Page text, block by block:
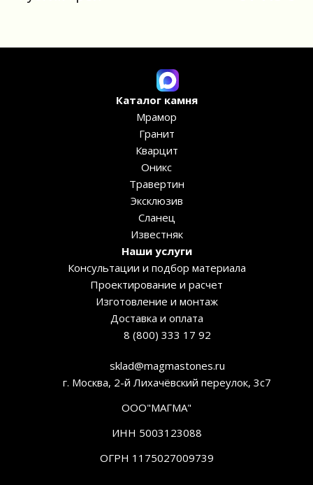
Каталог камня
Мрамор
Гранит
Кварцит
Оникс
Травертин
Эксклюзив
Сланец
Известняк
Наши услуги
Консультации и подбор материала
Проектирование и расчет
Изготовление и монтаж
Доставка и оплата
8 (800) 333 17 92
sklad@magmastones.ru
ООО"МАГМА"
ИНН 5003123088
г. Москва, 2-й Лихачёвский переулок, 3с7
ОГРН 1175027009739